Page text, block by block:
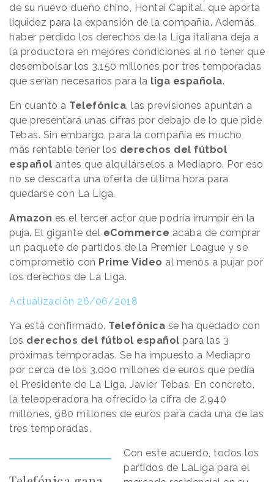
de su nuevo dueño chino, Hontai Capital, que aporta
liquidez para la expansión de la compañía. Además,
haber perdido los derechos de la Liga italiana deja a
la productora en mejores condiciones al no tener que
desembolsar los 3.150 millones por tres temporadas
que serían necesarios para la liga española.
En cuanto a Telefónica, las previsiones apuntan a
que presentará unas cifras por debajo de lo que pide
Tebas. Sin embargo, para la compañía es mucho
más rentable tener los derechos del fútbol
español antes que alquilárselos a Mediapro. Por eso
no se descarta una oferta de última hora para
quedarse con La Liga.
Amazon es el tercer actor que podría irrumpir en la
puja. El gigante del eCommerce acaba de comprar
un paquete de partidos de la Premier League y se
comprometió con Prime Video al menos a pujar por
los derechos de La Liga.
Actualización 26/06/2018
Ya está confirmado. Telefónica se ha quedado con
los derechos del fútbol español para las 3
próximas temporadas. Se ha impuesto a Mediapro
por cerca de los 3.000 millones de euros que pedía
el Presidente de La Liga, Javier Tebas. En concreto,
la teleoperadora ha ofrecido la cifra de 2.940
millones, 980 millones de euros para cada una de las
tres temporadas.
Con este acuerdo, todos los
partidos de LaLiga para el